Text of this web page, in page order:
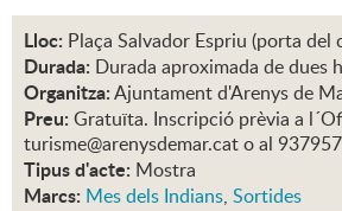
Lloc: Plaça Salvador Espriu (porta del
Durada: Durada aproximada de dues
Organitza:Ajuntament d'Arenys de
Preu: Gratuïta. Inscripció prèvia a
turisme@arenysdemar.cat o al
Tipus d'acte: Mostra
Marcs: Mes dels Indians, Sortides